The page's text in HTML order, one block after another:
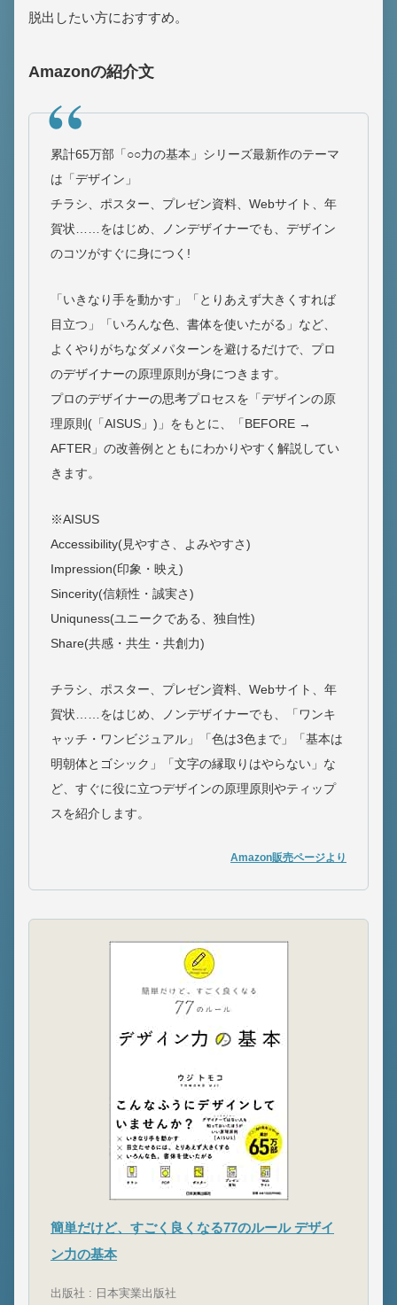
脱出したい方におすすめ。
Amazonの紹介文
累計65万部「○○力の基本」シリーズ最新作のテーマ
は「デザイン」
チラシ、ポスター、プレゼン資料、Webサイト、年
賀状……をはじめ、ノンデザイナーでも、デザイン
のコツがすぐに身につく!
「いきなり手を動かす」「とりあえず大きくすれば
目立つ」「いろんな色、書体を使いたがる」など、
よくやりがちなダメパターンを避けるだけで、プロ
のデザイナーの原理原則が身につきます。
プロのデザイナーの思考プロセスを「デザインの原
理原則(「AISUS」)」をもとに、「BEFORE →
AFTER」の改善例とともにわかりやすく解説してい
きます。
※AISUS
Accessibility(見やすさ、よみやすさ)
Impression(印象・映え)
Sincerity(信頼性・誠実さ)
Uniquness(ユニークである、独自性)
Share(共感・共生・共創力)
チラシ、ポスター、プレゼン資料、Webサイト、年
賀状……をはじめ、ノンデザイナーでも、「ワンキ
ャッチ・ワンビジュアル」「色は3色まで」「基本は
明朝体とゴシック」「文字の縁取りはやらない」な
ど、すぐに役に立つデザインの原理原則やティップ
スを紹介します。
Amazon販売ページより
簡単だけど、すごく良くなる77のルール デザイ
ン力の基本
出版社 : 日本実業出版社